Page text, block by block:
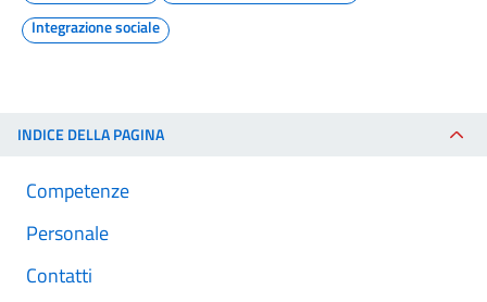
Integrazione sociale
INDICE DELLA PAGINA
Competenze
Personale
Contatti